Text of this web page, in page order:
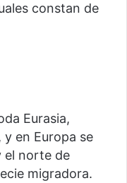
constan de
Eurasia,
en Europa se
el norte de
migradora.